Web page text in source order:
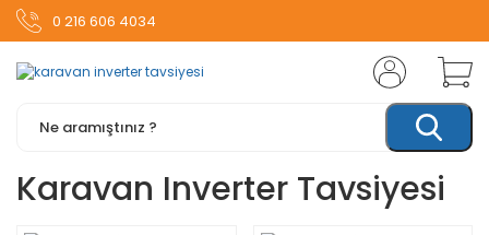
0 216 606 4034
Karavan Inverter Tavsiyesi